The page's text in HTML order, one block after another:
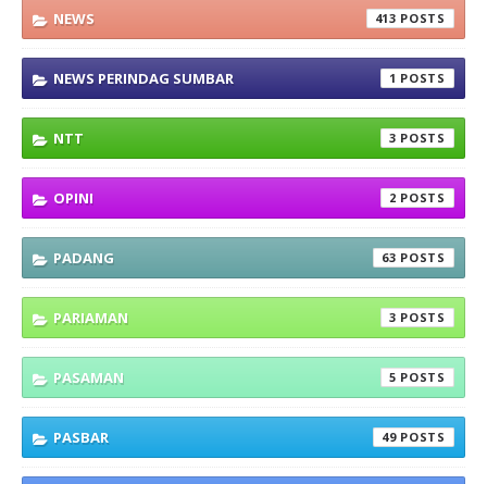
NEWS 413
NEWS PERINDAG SUMBAR 1
NTT 3
OPINI 2
PADANG 63
PARIAMAN 3
PASAMAN 5
PASBAR 49